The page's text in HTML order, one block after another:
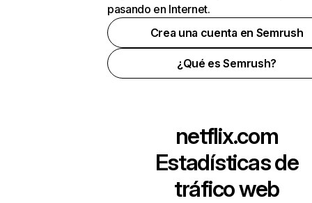
pasando en Internet.
Crea una cuenta en Semrush
¿Qué es Semrush?
netflix.com
Estadísticas de
tráfico web